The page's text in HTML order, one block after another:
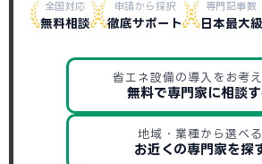
全国対応
無料相談
申請から採択
徹底サポート
専門記事数
日本最大級
省エネ設備の導入をお考
無料で専門家に相談す
地域・業種から選べる
お近くの専門家を探